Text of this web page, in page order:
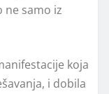
ne samo iz
koja
i dobila